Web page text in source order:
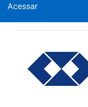
Acessar